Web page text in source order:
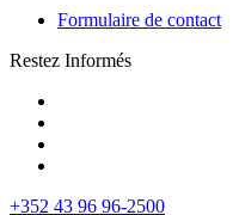
Formulaire de contact
Restez Informés
+352 43 96 96-2500